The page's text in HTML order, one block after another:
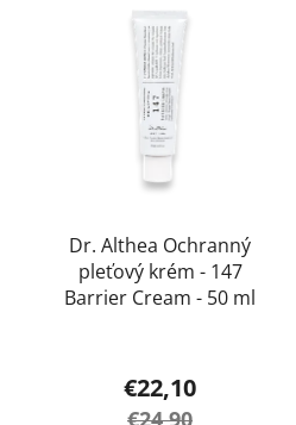
Dr. Althea Ochranný
pleťový krém - 147
Barrier Cream - 50 ml
€22,10
€24,90